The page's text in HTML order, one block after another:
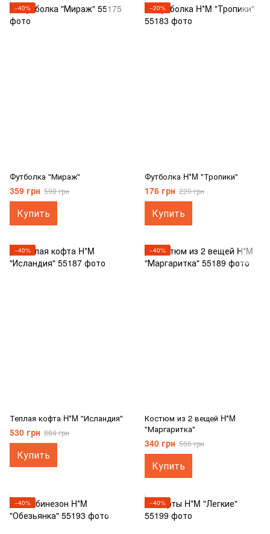
−40%
Футболка "Мираж"
359 грн 598 грн
Купить
−20%
Футболка H*M "Тропики"
176 грн 220 грн
Купить
−40%
Теплая кофта H*M "Исландия"
530 грн 884 грн
Купить
−40%
Костюм из 2 вещей H*M
"Маргаритка"
340 грн 566 грн
Купить
−40% −40%